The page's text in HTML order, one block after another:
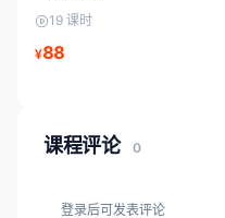
19 课时
¥88
课程评论 0
登录后可发表评论